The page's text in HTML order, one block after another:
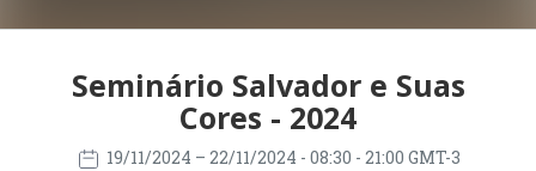
Seminário Salvador e Suas
Cores - 2024
19/11/2024 – 22/11/2024 - 08:30 - 21:00 GMT-3